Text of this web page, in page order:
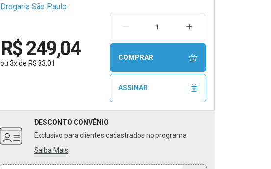
Drogaria São Paulo
R$ 249,04
ou 3xde R$ 83,01
REMOVER UMA UNIDADEAUMENTAR UMA
COMPRAR
ASSINAR
DESCONTO CONVÊNIO
Exclusivo para clientes cadastrados no programa
Saiba Mais